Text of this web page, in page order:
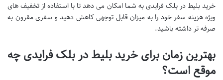
خرید بلیط در بلک فرایدی به شما امکان می دهد تا با استفاده از تخفیف های
ویژه هزینه سفر خود را به میزان قابل توجهی کاهش دهید و سفری مقرون به
صرفه تر داشته باشید.
بهترین زمان برای خرید بلیط در بلک فرایدی چه
موقع است؟